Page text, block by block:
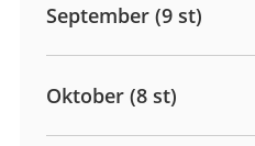
September (9 st)
Oktober (8 st)